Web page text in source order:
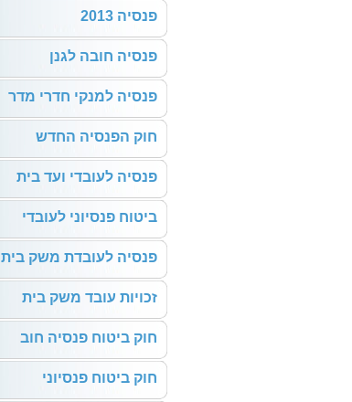
פנסיה 2013
פנסיה חובה לגנן
פנסיה למנקי חדרי מדר
חוק הפנסיה החדש
פנסיה לעובדי ועד בית
ביטוח פנסיוני לעובדי
פנסיה לעובדת משק בית
זכויות עובד משק בית
חוק ביטוח פנסיה חוב
חוק ביטוח פנסיוני